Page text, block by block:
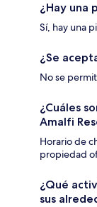
¿Hay una
Sí, hay una
¿Se
No se
¿Cuáles
Amalfi
Horario de
propiedad
¿Qué
sus